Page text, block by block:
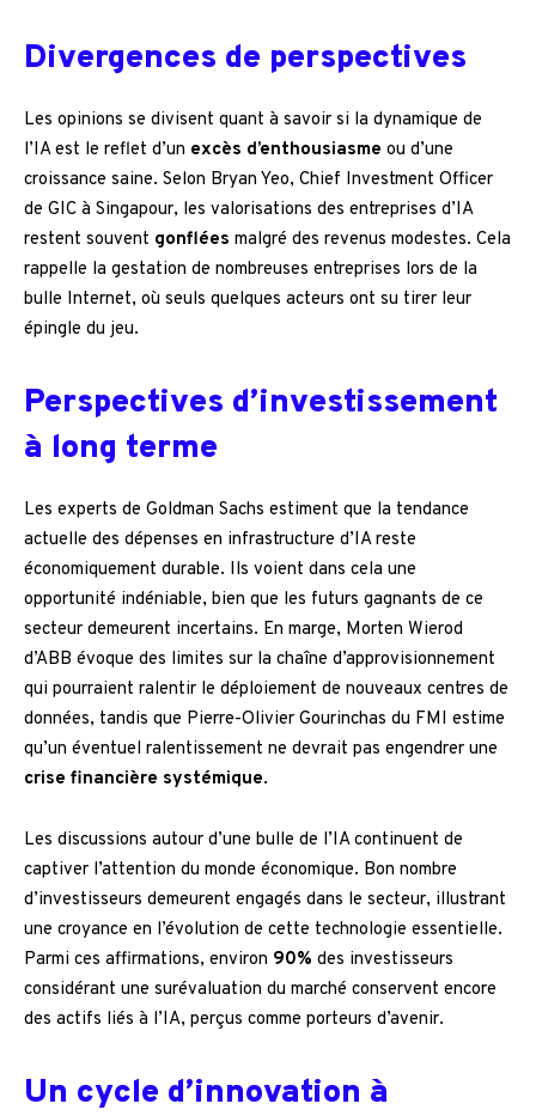
Divergences de perspectives
Les opinions se divisent quant à savoir si la dynamique de
l’IA est le reflet d’un excès d’enthousiasme ou d’une
croissance saine. Selon Bryan Yeo, Chief Investment Officer
de GIC à Singapour, les valorisations des entreprises d’IA
restent souvent gonflées malgré des revenus modestes. Cela
rappelle la gestation de nombreuses entreprises lors de la
bulle Internet, où seuls quelques acteurs ont su tirer leur
épingle du jeu.
Perspectives d’investissement
à long terme
Les experts de Goldman Sachs estiment que la tendance
actuelle des dépenses en infrastructure d’IA reste
économiquement durable. Ils voient dans cela une
opportunité indéniable, bien que les futurs gagnants de ce
secteur demeurent incertains. En marge, Morten Wierod
d’ABB évoque des limites sur la chaîne d’approvisionnement
qui pourraient ralentir le déploiement de nouveaux centres de
données, tandis que Pierre-Olivier Gourinchas du FMI estime
qu’un éventuel ralentissement ne devrait pas engendrer une
crise financière systémique.
Les discussions autour d’une bulle de l’IA continuent de
captiver l’attention du monde économique. Bon nombre
d’investisseurs demeurent engagés dans le secteur, illustrant
une croyance en l’évolution de cette technologie essentielle.
Parmi ces affirmations, environ 90% des investisseurs
considérant une surévaluation du marché conservent encore
des actifs liés à l’IA, perçus comme porteurs d’avenir.
Un cycle d’innovation à